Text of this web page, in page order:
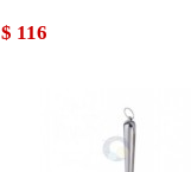
$ 116